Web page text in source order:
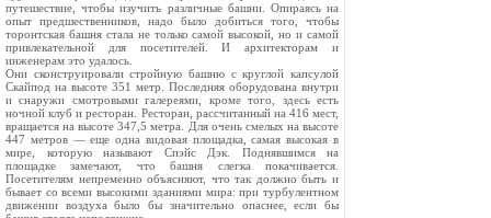
путешествие, чтобы изучить различные башни. Опираясь на
опыт предшественников, надо было добиться того, чтобы
торонтская башня стала не только самой высокой, но и самой
привлекательной для посетителей. И архитекторам и
инженерам это удалось.
Они сконструировали стройную башню с круглой капсулой
Скайпод на высоте 351 метр. Последняя оборудована внутри
и снаружи смотровыми галереями, кроме того, здесь есть
ночной клуб и ресторан. Ресторан, рассчитанный на 416 мест,
вращается на высоте 347,5 метра. Для очень смелых на высоте
447 метров — еще одна видовая площадка, самая высокая в
мире, которую называют Спэйс Дэк. Поднявшимся на
площадке замечают, что башня слегка покачивается.
Посетителям непременно объясняют, что так должно быть и
бывает со всеми высокими зданиями мира: при турбулентном
движении воздуха было бы значительно опаснее, если бы